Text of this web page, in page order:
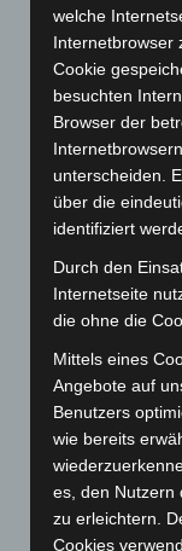
Oktober 2023
September 2023
August 2023 (134)
Juli 2023(118)
Juni 2023(142)
Mai 2023(139)
April 2023(155)
März 2023(174)
Februar 2023
Dezember 2022
November 2022
Oktober 2022
September 2022
August 2022(166)
welche
Internetbrowser
Cookie
besuchten
Browser der
unterscheiden.
über die
identifiziert
Durch den
Internetseite
die ohne die
Mittels eines
Angebote auf
Benutzers
wie bereits
es, den Nutzern
zu erleichtern.
Cookies